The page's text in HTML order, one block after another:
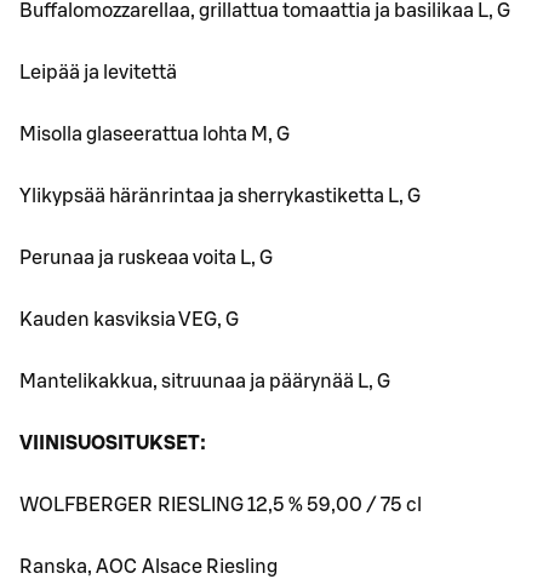
Buffalomozzarellaa, grillattua tomaattia ja basilikaa L, G
Leipää ja levitettä
Misolla glaseerattua lohta M, G
Ylikypsää häränrintaa ja sherrykastiketta L, G
Perunaa ja ruskeaa voita L, G
Kauden kasviksia VEG, G
Mantelikakkua, sitruunaa ja päärynää L, G
VIINISUOSITUKSET:
WOLFBERGER RIESLING 12,5 % 59,00 / 75 cl
Ranska, AOC Alsace Riesling